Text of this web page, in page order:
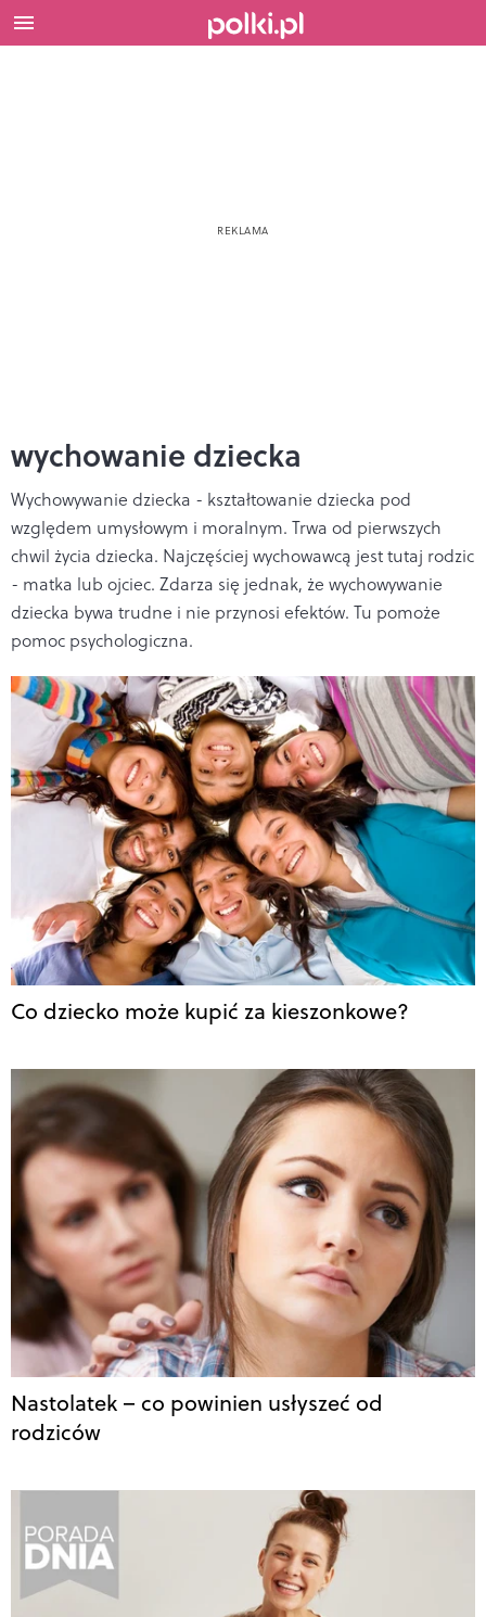
wychowanie dziecka
Wychowywanie dziecka - kształtowanie dziecka pod
względem umysłowym i moralnym. Trwa od pierwszych
chwil życia dziecka. Najczęściej wychowawcą jest tutaj rodzic
- matka lub ojciec. Zdarza się jednak, że wychowywanie
dziecka bywa trudne i nie przynosi efektów. Tu pomoże
pomoc psychologiczna.
Co dziecko może kupić za kieszonkowe?
Nastolatek – co powinien usłyszeć od
rodziców